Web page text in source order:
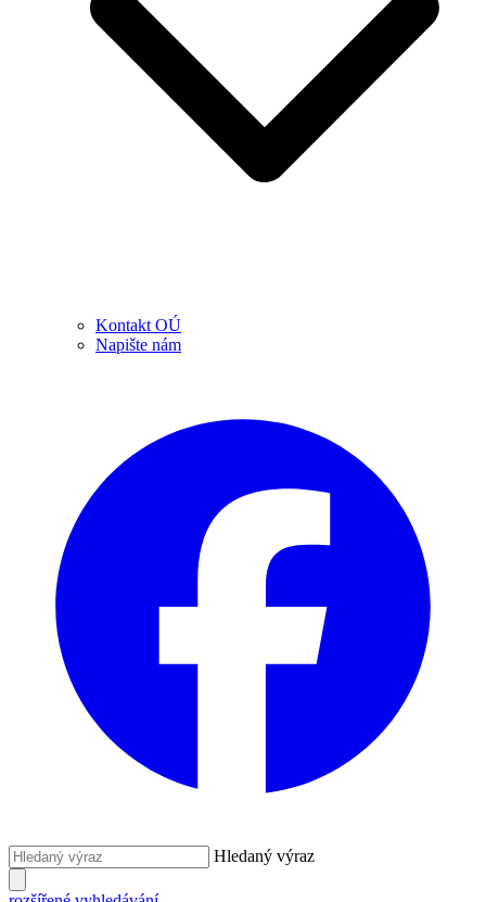
Kontakt OÚ
Napište nám
Hledaný výraz